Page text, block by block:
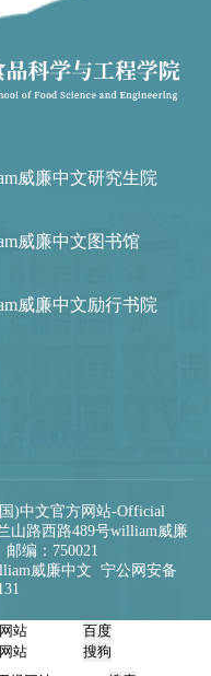
威廉中文研究生院
威廉中文图书馆
威廉中文励行书院
)中文官方网站-Official
路西路489号william威廉
编：750021
威廉中文 宁公网安备